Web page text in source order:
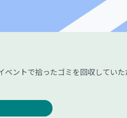
ベントで拾ったゴミを回収していた